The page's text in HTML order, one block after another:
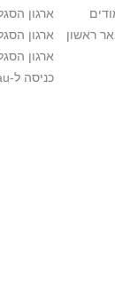
ראשון
ארגון
ארגון
ארגון
כניסה ל-My Tau